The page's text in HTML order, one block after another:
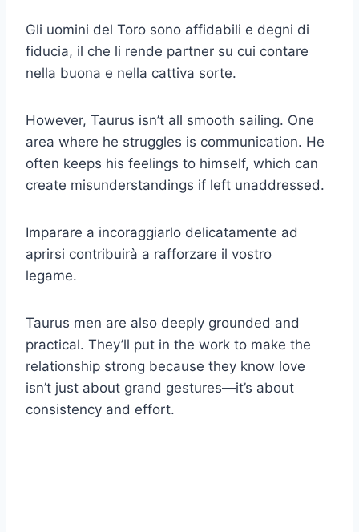
Gli uomini del Toro sono affidabili e degni di
fiducia, il che li rende partner su cui contare
nella buona e nella cattiva sorte.
However, Taurus isn’t all smooth sailing. One
area where he struggles is communication. He
often keeps his feelings to himself, which can
create misunderstandings if left unaddressed.
Imparare a incoraggiarlo delicatamente ad
aprirsi contribuirà a rafforzare il vostro
legame.
Taurus men are also deeply grounded and
practical. They’ll put in the work to make the
relationship strong because they know love
isn’t just about grand gestures—it’s about
consistency and effort.